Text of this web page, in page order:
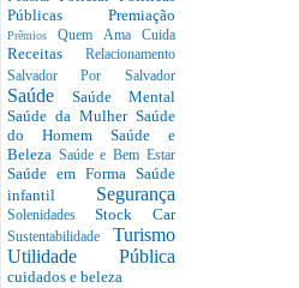
Públicas Premiação
PrêmiosQuem Ama Cuida
Receitas Relacionamento
Salvador Por Salvador
Saúde Saúde Mental
Saúde da Mulher Saúde
do Homem Saúde e
Beleza Saúde e Bem Estar
Saúde em Forma Saúde
infantil Segurança
SolenidadesStock Car
Sustentabilidade Turismo
Utilidade Pública
cuidados e beleza